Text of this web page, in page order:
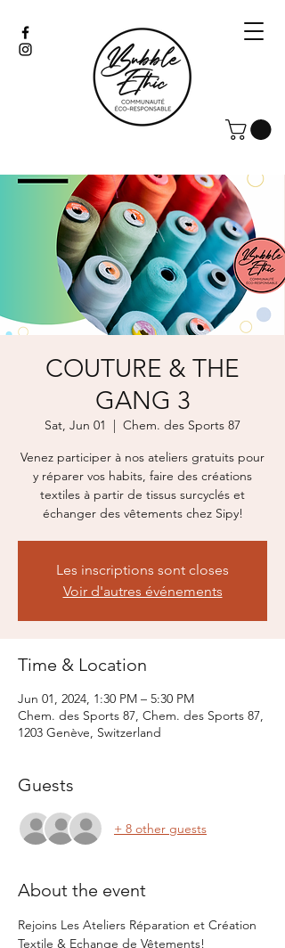
COUTURE & THE
GANG 3
Sat, Jun 01
  |
Chem. des Sports 87
Venez participer à nos ateliers gratuits pour
y réparer vos habits, faire des créations
textiles à partir de tissus surcyclés et
échanger des vêtements chez Sipy!
Les inscriptions sont closes
Voir d'autres événements
Time & Location
Jun 01, 2024, 1:30 PM – 5:30 PM
Chem. des Sports 87, Chem. des Sports 87,
1203 Genève, Switzerland
Guests
+ 8 other guests
About the event
Rejoins Les Ateliers Réparation et Création
Textile & Echange de Vêtements!